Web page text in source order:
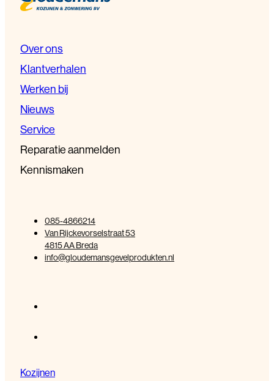
Over ons
Klantverhalen
Werken bij
Nieuws
Service
Reparatie aanmelden
Kennismaken
085-4866214
Van Rijckevorselstraat 53
4815 AA Breda
info@gloudemansgevelprodukten.nl
Kozijnen